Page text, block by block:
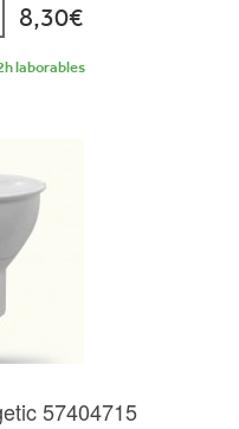
8,30€
laborables
57404715